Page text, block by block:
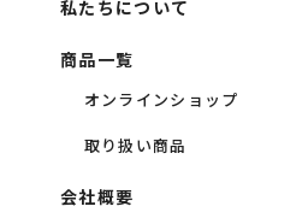
私たちについて
商品一覧
オンラインショップ
取り扱い商品
会社概要